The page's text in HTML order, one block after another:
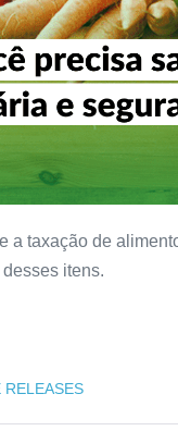
a taxação de
itens.
RELEASES